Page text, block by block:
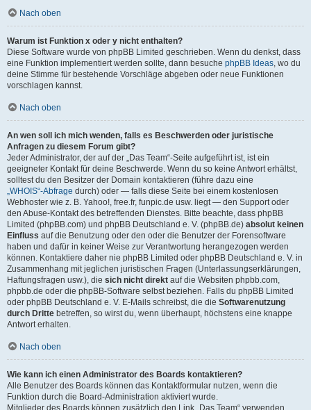
Nach oben
Warum ist Funktion x oder y nicht enthalten?
Diese Software wurde von phpBB Limited geschrieben. Wenn du denkst, dass
eine Funktion implementiert werden sollte, dann besuche phpBB Ideas, wo du
deine Stimme für bestehende Vorschläge abgeben oder neue Funktionen
vorschlagen kannst.
Nach oben
An wen soll ich mich wenden, falls es Beschwerden oder juristische
Anfragen zu diesem Forum gibt?
Jeder Administrator, der auf der „Das Team“-Seite aufgeführt ist, ist ein
geeigneter Kontakt für deine Beschwerde. Wenn du so keine Antwort erhältst,
solltest du den Besitzer der Domain kontaktieren (führe dazu eine
„WHOIS“-Abfrage durch) oder — falls diese Seite bei einem kostenlosen
Webhoster wie z. B. Yahoo!, free.fr, funpic.de usw. liegt — den Support oder
den Abuse-Kontakt des betreffenden Dienstes. Bitte beachte, dass phpBB
Limited (phpBB.com) und phpBB Deutschland e. V. (phpBB.de) absolut keinen
Einfluss auf die Benutzung oder den oder die Benutzer der Forensoftware
haben und dafür in keiner Weise zur Verantwortung herangezogen werden
können. Kontaktiere daher nie phpBB Limited oder phpBB Deutschland e. V. in
Zusammenhang mit jeglichen juristischen Fragen (Unterlassungserklärungen,
Haftungsfragen usw.), die sich nicht direkt auf die Websiten phpbb.com,
phpbb.de oder die phpBB-Software selbst beziehen. Falls du phpBB Limited
oder phpBB Deutschland e. V. E-Mails schreibst, die die Softwarenutzung
durch Dritte betreffen, so wirst du, wenn überhaupt, höchstens eine knappe
Antwort erhalten.
Nach oben
Wie kann ich einen Administrator des Boards kontaktieren?
Alle Benutzer des Boards können das Kontaktformular nutzen, wenn die
Funktion durch die Board-Administration aktiviert wurde.
Mitglieder des Boards können zusätzlich den Link „Das Team“ verwenden.